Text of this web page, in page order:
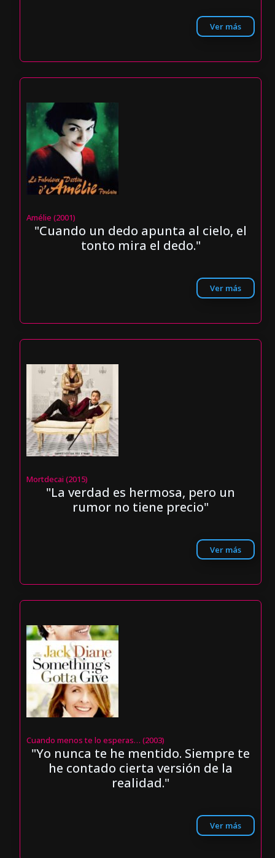
Ver más
Amélie (2001)
"Cuando un dedo apunta al cielo, el
tonto mira el dedo."
Ver más
Mortdecai (2015)
"La verdad es hermosa, pero un
rumor no tiene precio"
Ver más
Cuando menos te lo esperas… (2003)
"Yo nunca te he mentido. Siempre te
he contado cierta versión de la
realidad."
Ver más